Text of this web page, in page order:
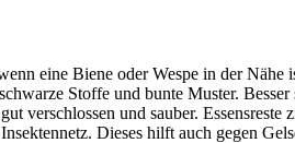
eine Biene oder Wespe in der Nähe
Stoffe und bunte Muster.
verschlossen und sauber. Essensreste
Dieses hilft auch gegen